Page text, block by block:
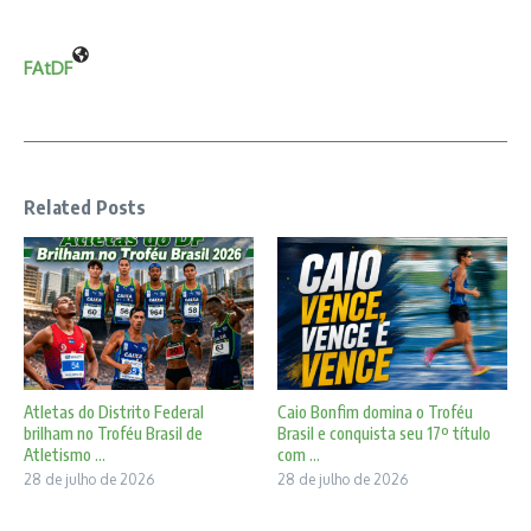
FAtDF
Related Posts
Atletas do Distrito Federal
brilham no Troféu Brasil de
Atletismo ...
28 de julho de 2026
Caio Bonfim domina o Troféu
Brasil e conquista seu 17º título
com ...
28 de julho de 2026